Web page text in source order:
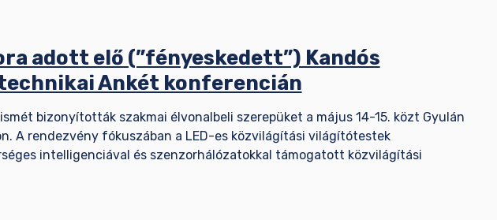
adott elő (”fényeskedett”) Kandós
Ankét konferencián
bizonyították szakmai élvonalbeli szerepüket a május 14-15. közt Gyulán
A rendezvény fókuszában a LED-es közvilágítási világítótestek
intelligenciával és szenzorhálózatokkal támogatott közvilágítási